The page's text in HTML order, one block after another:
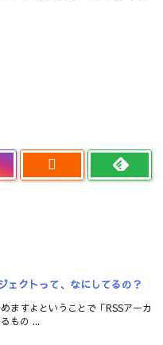

ェクトって、なにしてるの？
ますよということで「RSSアーカ
もの ...